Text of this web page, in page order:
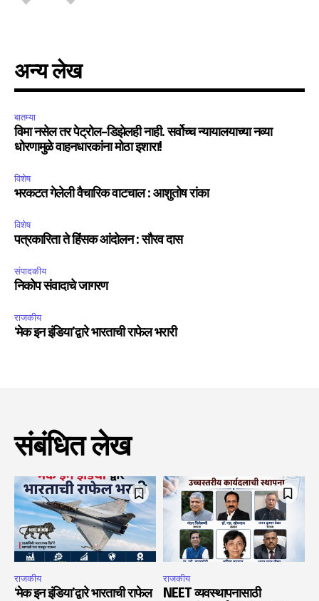
अन्य लेख
बातम्या
विमा नसेल तर पेट्रोल-डिझेलही नाही. सर्वोच्च न्यायालयाच्या नव्या
धोरणामुळे वाहनधारकांना मोठा इशारा!
विशेष
भरकटत गेलेली वैचारिक वाटचाल : आशुतोष रांका
विशेष
पत्रकारिता ते हिंसक आंदोलन : सौरव दास
संपादकीय
निकोप संवादाचे जागरण
राजकीय
‘मेक इन इंडिया’द्वारे भारताची राफेल भरारी
संबंधित लेख
राजकीय
‘मेक इन इंडिया’द्वारे भारताची राफेल
राजकीय
NEET व्यवस्थापनासाठी